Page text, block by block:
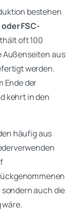
bestehen
FSC-
oft 100
Außenseiten aus
werden.
Ende der
kehrt in den
häufig aus
auch die